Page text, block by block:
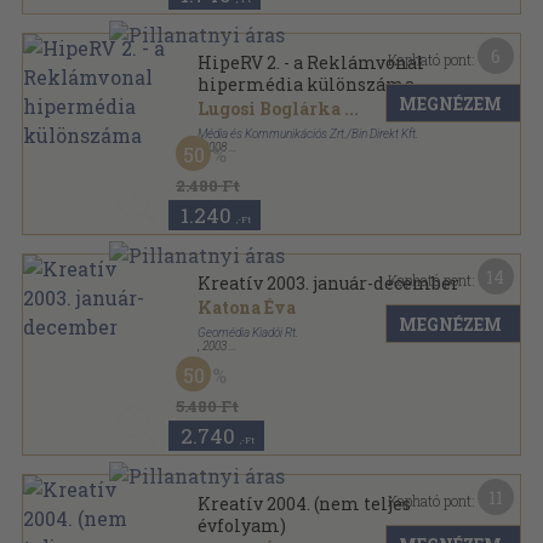
HipeRV 2. - a Reklámvonal
hipermédia különszáma
Lugosi Boglárka ...
Média és Kommunikációs Zrt./Bin Direkt Kft.
, 2008
Ragasztott papírkötés
HipeRV sorozat
2.480 Ft
50
1.240 ,-Ft
Kapható pont:
MEGNÉZEM
Kreatív 2003. január-december
Katona Éva
Geomédia Kiadói Rt.
2003
Tűzött kötés
Kreatív sorozat
5.480 Ft
50
2.740 ,-Ft
Kapható pont:
MEGNÉZEM
Kreatív 2004. (nem teljes
évfolyam)
Kapható pont: